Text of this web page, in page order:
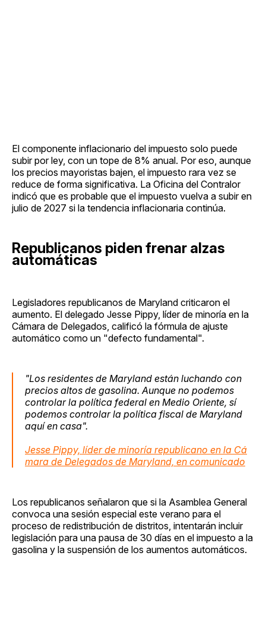
El componente inflacionario del impuesto solo puede
subir por ley, con un tope de 8% anual. Por eso, aunque
los precios mayoristas bajen, el impuesto rara vez se
reduce de forma significativa. La Oficina del Contralor
indicó que es probable que el impuesto vuelva a subir en
julio de 2027 si la tendencia inflacionaria continúa.
Republicanos piden frenar alzas
automáticas
Legisladores republicanos de Maryland criticaron el
aumento. El delegado Jesse Pippy, líder de minoría en la
Cámara de Delegados, calificó la fórmula de ajuste
automático como un "defecto fundamental".
"Los residentes de Maryland están luchando con
precios altos de gasolina. Aunque no podemos
controlar la política federal en Medio Oriente, sí
podemos controlar la política fiscal de Maryland
aquí en casa".
Jesse Pippy, líder de minoría republicano en la Cá
mara de Delegados de Maryland, en comunicado
Los republicanos señalaron que si la Asamblea General
convoca una sesión especial este verano para el
proceso de redistribución de distritos, intentarán incluir
legislación para una pausa de 30 días en el impuesto a la
gasolina y la suspensión de los aumentos automáticos.